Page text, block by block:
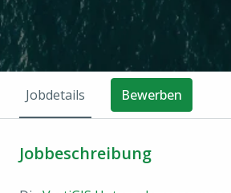
Jobdetails Bewerben
Jobbeschreibung